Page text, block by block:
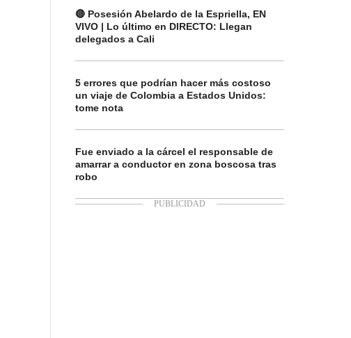
🔴 Posesión Abelardo de la Espriella, EN
VIVO | Lo último en DIRECTO: Llegan
delegados a Cali
5 errores que podrían hacer más costoso
un viaje de Colombia a Estados Unidos:
tome nota
Fue enviado a la cárcel el responsable de
amarrar a conductor en zona boscosa tras
robo